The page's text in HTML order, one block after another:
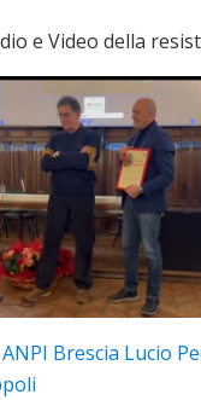
e Video della
Brescia Lucio